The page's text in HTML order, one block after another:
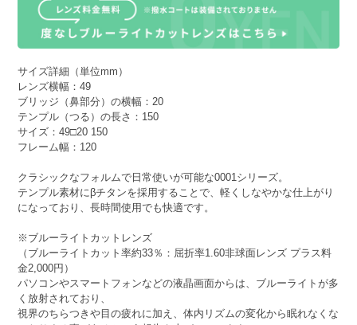
サイズ詳細（単位mm）
レンズ横幅：49
ブリッジ（鼻部分）の横幅：20
テンプル（つる）の長さ：150
サイズ：49□20 150
フレーム幅：120
クラシックなフォルムで日常使いが可能な0001シリーズ。
テンプル素材にβチタンを採用することで、軽くしなやかな仕上がり
になっており、長時間使用でも快適です。
※ブルーライトカットレンズ
（ブルーライトカット率約33％：屈折率1.60非球面レンズ プラス料
金2,000円）
パソコンやスマートフォンなどの液晶画面からは、ブルーライトが多
く放射されており、
視界のちらつきや目の疲れに加え、体内リズムの変化から眠れなくな